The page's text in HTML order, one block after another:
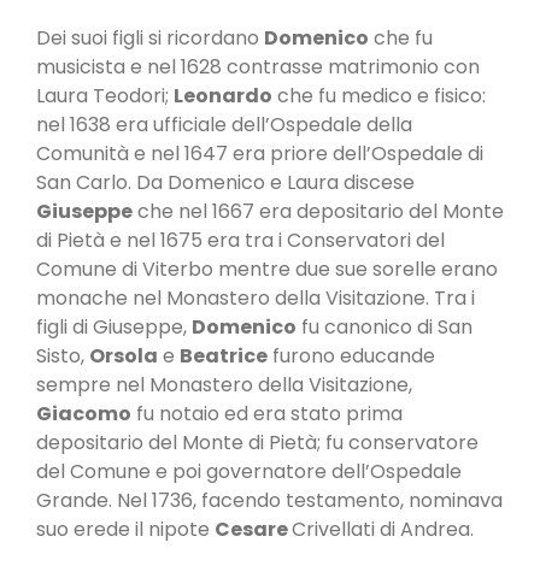
Dei suoi figli si ricordano Domenico che fu
musicista e nel 1628 contrasse matrimonio con
Laura Teodori; Leonardo che fu medico e fisico:
nel 1638 era ufficiale dell’Ospedale della
Comunità e nel 1647 era priore dell’Ospedale di
San Carlo. Da Domenico e Laura discese
Giuseppeche nel 1667 era depositario del Monte
di Pietà e nel 1675 era tra i Conservatori del
Comune di Viterbo mentre due sue sorelle erano
monache nel Monastero della Visitazione. Tra i
figli di Giuseppe, Domenico fu canonico di San
Sisto, Orsola e Beatrice furono educande
sempre nel Monastero della Visitazione,
Giacomo fu notaio ed era stato prima
depositario del Monte di Pietà; fu conservatore
del Comune e poi governatore dell’Ospedale
Grande. Nel 1736, facendo testamento, nominava
suo erede il nipote CesareCrivellati di Andrea.